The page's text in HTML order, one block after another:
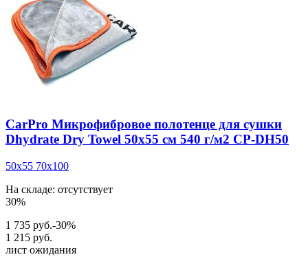
CarPro Микрофибровое полотенце для сушки
Dhydrate Dry Towel 50x55 см 540 г/м2 CP-DH50
50x55 70x100
На складе: отсутствует
30%
1 735 руб.-30%
1 215 руб.
лист ожидания